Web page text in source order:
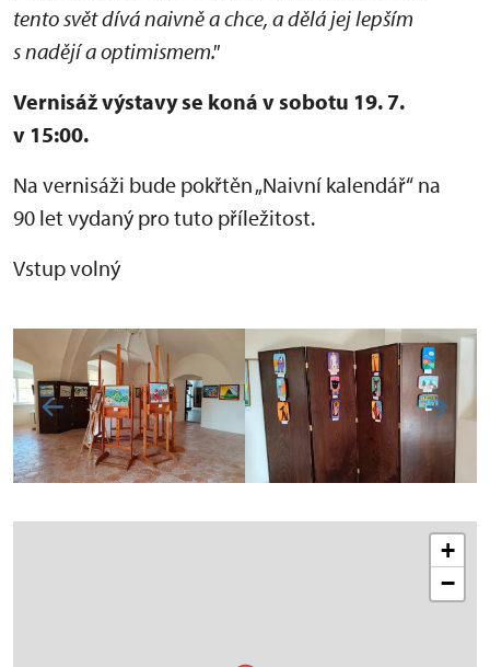
tento svět dívá naivně a chce, a dělá jej lepším
s nadějí a optimismem."
Vernisáž výstavy se koná v sobotu 19. 7.
v 15:00.
Na vernisáži bude pokřtěn „Naivní kalendář“ na
90 let vydaný pro tuto příležitost.
Vstup volný
+
−